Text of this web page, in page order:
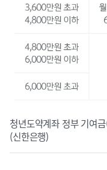
청년도약계좌 정부 기여
(신한은행)